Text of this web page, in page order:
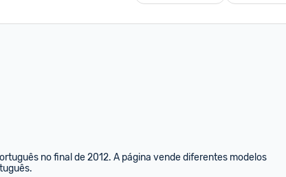
no final de 2012. A página vende diferentes modelos